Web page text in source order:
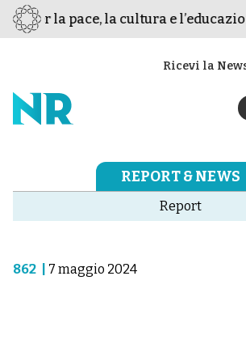
per la pace, la cultura e
Ricevi la
REPORT & NEWS
Report
862 7 maggio 2024